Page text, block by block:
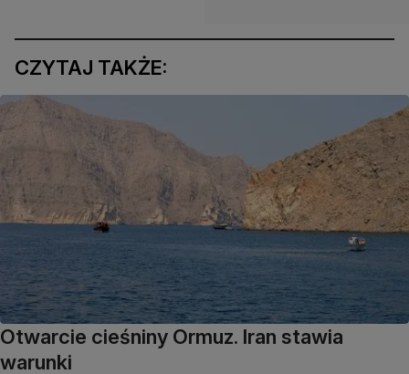
CZYTAJ TAKŻE:
Otwarcie cieśniny Ormuz. Iran stawia
warunki